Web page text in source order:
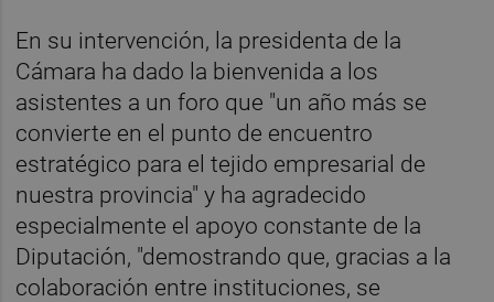
En su intervención, la presidenta de la
Cámara ha dado la bienvenida a los
asistentes a un foro que "un año más se
convierte en el punto de encuentro
estratégico para el tejido empresarial de
nuestra provincia" y ha agradecido
especialmente el apoyo constante de la
Diputación, "demostrando que, gracias a la
colaboración entre instituciones, se